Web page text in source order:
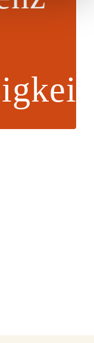
wir Sie mit
und unserer
oder im
Vermietung